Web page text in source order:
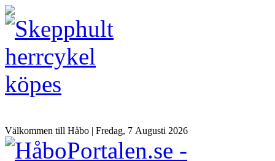
Välkommen till Håbo | Fredag, 7 Αugusti 2026